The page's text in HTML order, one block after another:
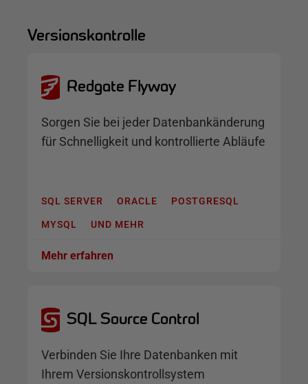
Versionskontrolle
Redgate Flyway
Sorgen Sie bei jeder Datenbankänderung
für Schnelligkeit und kontrollierte Abläufe
SQL SERVER ORACLE POSTGRESQL
MYSQL UND MEHR
Mehr erfahren
SQL Source Control
Verbinden Sie Ihre Datenbanken mit
Ihrem Versionskontrollsystem